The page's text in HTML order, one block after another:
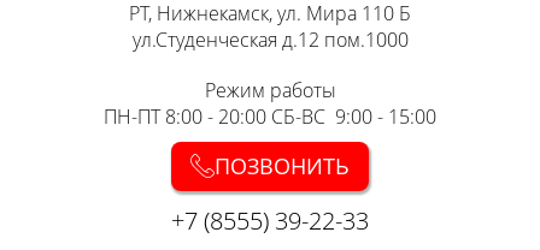
РТ, Нижнекамск, ул. Мира 110 Б
ул.Студенческая д.12 пом.1000
Режим работы
ПН-ПТ 8:00 - 20:00 СБ-ВС 9:00 - 15:00
ПОЗВОНИТЬ
+7 (8555) 39-22-33